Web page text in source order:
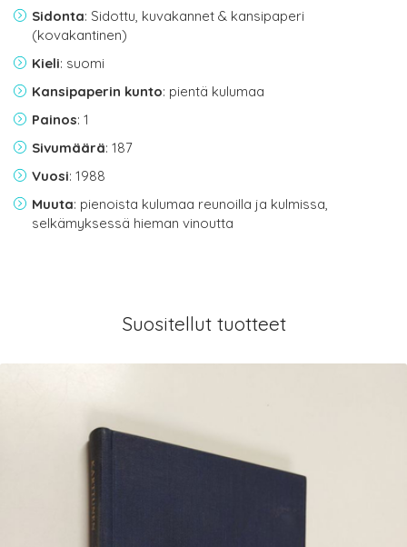
Sidonta: Sidottu, kuvakannet & kansipaperi
(kovakantinen)
Kieli: suomi
Kansipaperin kunto: pientä kulumaa
Painos: 1
Sivumäärä: 187
Vuosi: 1988
Muuta: pienoista kulumaa reunoilla ja kulmissa,
selkämyksessä hieman vinoutta
Suositellut tuotteet